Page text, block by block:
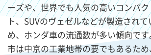
ーズや、世界でも人気の高いコンパ
ト、SUVのヴェゼルなどが製造され
め、ホンダ車の流通数が多い傾向で
市は中京の工業地帯の要でもあるた